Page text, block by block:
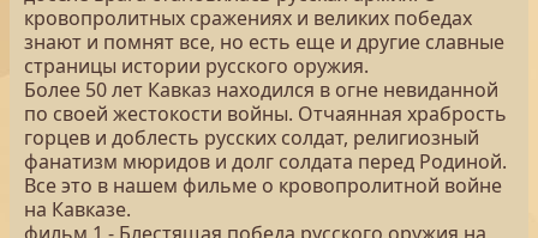
кровопролитных сражениях и великих победах
знают и помнят все, но есть еще и другие славные
страницы истории русского оружия.
Более 50 лет Кавказ находился в огне невиданной
по своей жестокости войны. Отчаянная храбрость
горцев и доблесть русских солдат, религиозный
фанатизм мюридов и долг солдата перед Родиной.
Все это в нашем фильме о кровопролитной войне
на Кавказе.